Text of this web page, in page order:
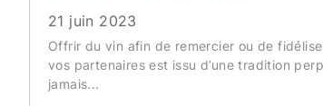
21 juin 2023
Offrir du vin afin de remercier ou de
vos partenaires est issu d’une tradition
jamais...